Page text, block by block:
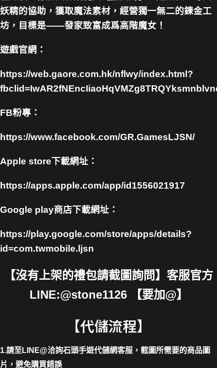
妖精的協助，獲取魔法素材，經營獨一無二的鍊金工
坊，目標是——發家致富成爲高階魔女！
遊戲官網：
https://web.gaore.com.hk/nflwy/index.html?
FB粉專：
https://www.facebook.com/GR.GamesLJSN/
Apple store下載網址：
https://apps.apple.com/app/id1556021917
Google play商店下載網址：
https://play.google.com/store/apps/details?
id=com.twmobile.ljsn
【沒有上架的禮包請截圖詢問】客服官方
LINE:@stone1126 【要加@】
【代儲流程】
1.請至LINE@洽詢石頭手遊代儲網客服，截圖所需要的商品圖
片，避免購買錯誤